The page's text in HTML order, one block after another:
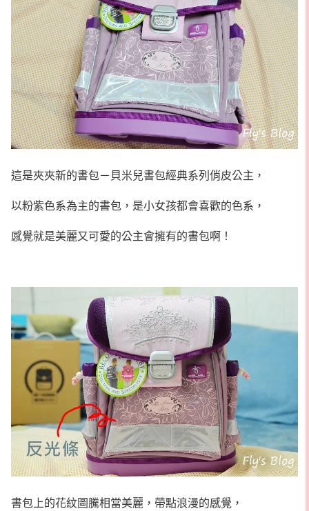
這是夾夾新的書包－貝米兒書包經典系列俏皮公主，
以粉紫色系為主的書包，是小女孩都會喜歡的色系，
感覺就是美麗又可愛的公主會擁有的書包啊！
書包上的花紋圖騰相當美麗，帶點浪漫的感覺，